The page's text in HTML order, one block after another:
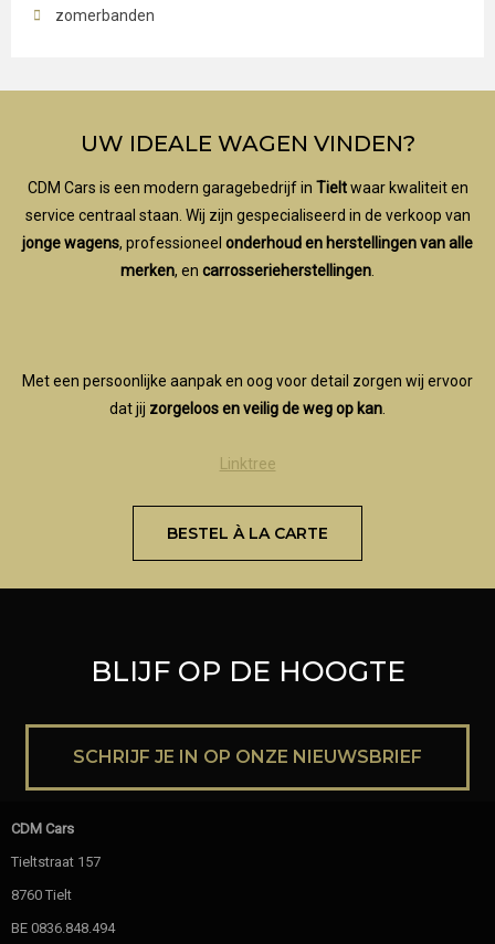
zomerbanden
UW IDEALE WAGEN VINDEN?
CDM Cars is een modern garagebedrijf in Tieltwaar kwaliteit en
service centraal staan. Wij zijn gespecialiseerd in de verkoop van
jonge wagens, professioneel onderhoud en herstellingen van alle
merken, en carrosserieherstellingen.
Met een persoonlijke aanpak en oog voor detail zorgen wij ervoor
dat jij zorgeloos en veilig de weg op kan.
Linktree
BESTEL À LA CARTE
BLIJF OP DE HOOGTE
SCHRIJF JE IN OP ONZE NIEUWSBRIEF
CDM Cars
Tieltstraat 157
8760 Tielt
BE 0836.848.494